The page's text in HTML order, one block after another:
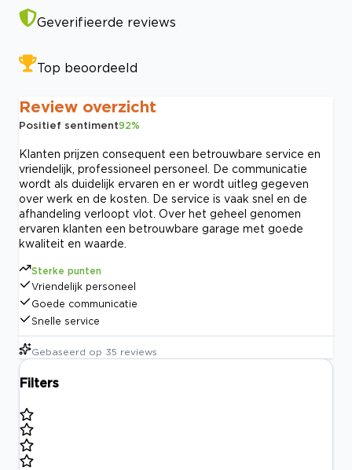
Geverifieerde reviews
Top beoordeeld
Review overzicht
Positief sentiment92%
Klanten prijzen consequent een betrouwbare service en
vriendelijk, professioneel personeel. De communicatie
wordt als duidelijk ervaren en er wordt uitleg gegeven
over werk en de kosten. De service is vaak snel en de
afhandeling verloopt vlot. Over het geheel genomen
ervaren klanten een betrouwbare garage met goede
kwaliteit en waarde.
Sterke punten
Vriendelijk personeel
Goede communicatie
Snelle service
Gebaseerd op 35 reviews
Filters